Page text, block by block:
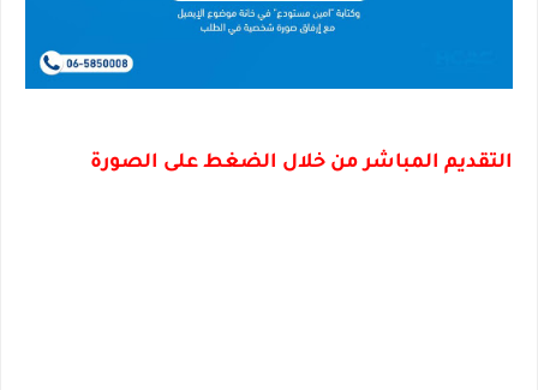
التقديم المباشر من خلال الضغط على الصورة